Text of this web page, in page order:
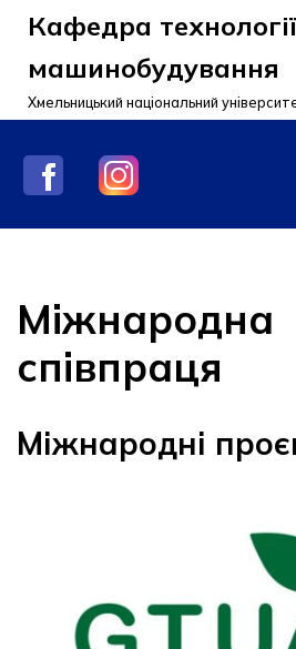
Перейти
вмісту
Кафедра технології
машинобудування
Хмельницький національний
Міжнародна
співпраця
Міжнародні